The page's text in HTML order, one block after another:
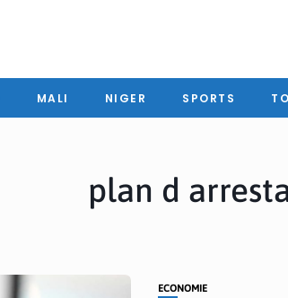
MALI NIGER SPORTS
plan d
ECONOMIE